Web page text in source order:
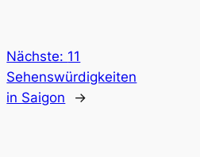
Nächste: 11
Sehenswürdigkeiten
in Saigon
→